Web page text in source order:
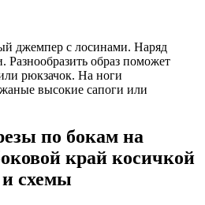
джемпер с лосинами. Наряд
Разнообразить образ поможет
рюкзачок. На ноги
высокие сапоги или
по бокам на
край косичкой
схемы